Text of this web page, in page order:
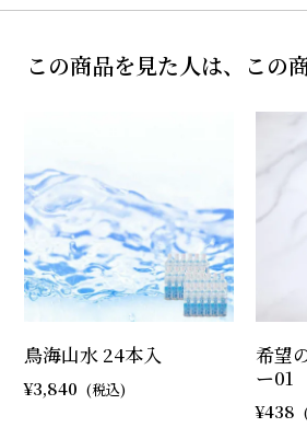
この商品を見た人は、この
鳥海山水 24本入
3,840
希望
ー01
438